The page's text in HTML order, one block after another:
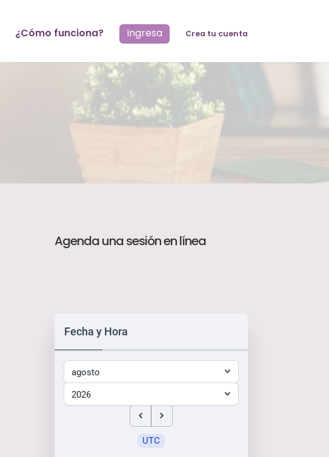
¿Cómo funciona? Ingresa Crea tu cuenta
Agenda una sesión en línea
Fecha y Hora
agosto
2026
UTC